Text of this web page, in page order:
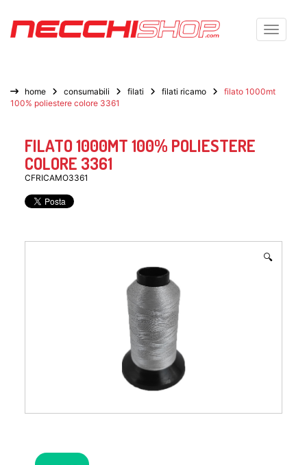
Toggle
home consumabili filati filati ricamo
filato 1000mt
100% poliestere colore 3361
FILATO 1000MT 100% POLIESTERE
COLORE 3361
CFRICAMO3361
🔍